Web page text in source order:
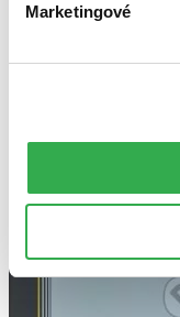
Marketingové